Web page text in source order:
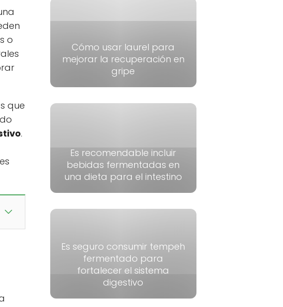
o
que
.
Cómo usar laurel para
mejorar la recuperación en
gripe
Es recomendable incluir
bebidas fermentadas en
una dieta para el intestino
Es seguro consumir tempeh
fermentado para
fortalecer el sistema
digestivo